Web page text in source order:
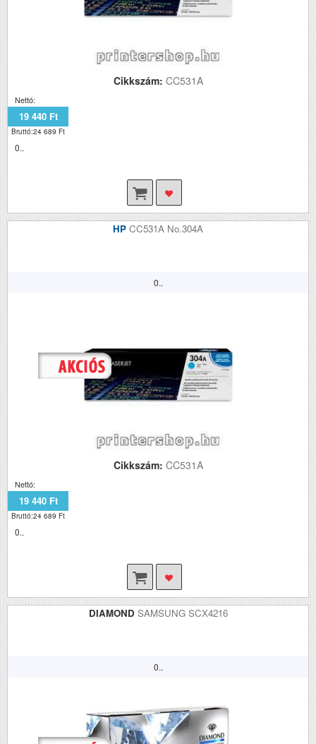
Cikkszám: CC531A
Nettó:
19 440 Ft
Bruttó:24 689 Ft
0..
HP CC531A No.304A
0..
Cikkszám: CC531A
Nettó:
19 440 Ft
Bruttó:24 689 Ft
0..
DIAMOND SAMSUNG SCX4216
0..